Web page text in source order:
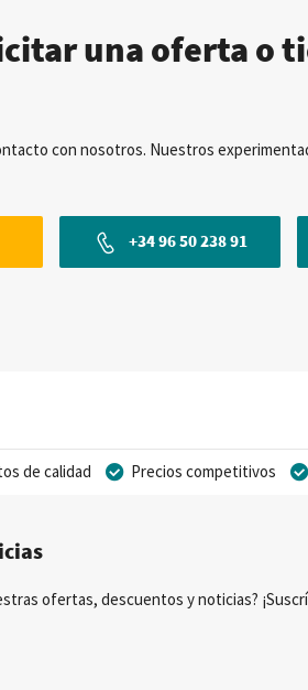
una oferta o
con nosotros. Nuestros
+34 96 50 238 91
de calidad Precios competitivos
ofertas, descuentos y noticias?